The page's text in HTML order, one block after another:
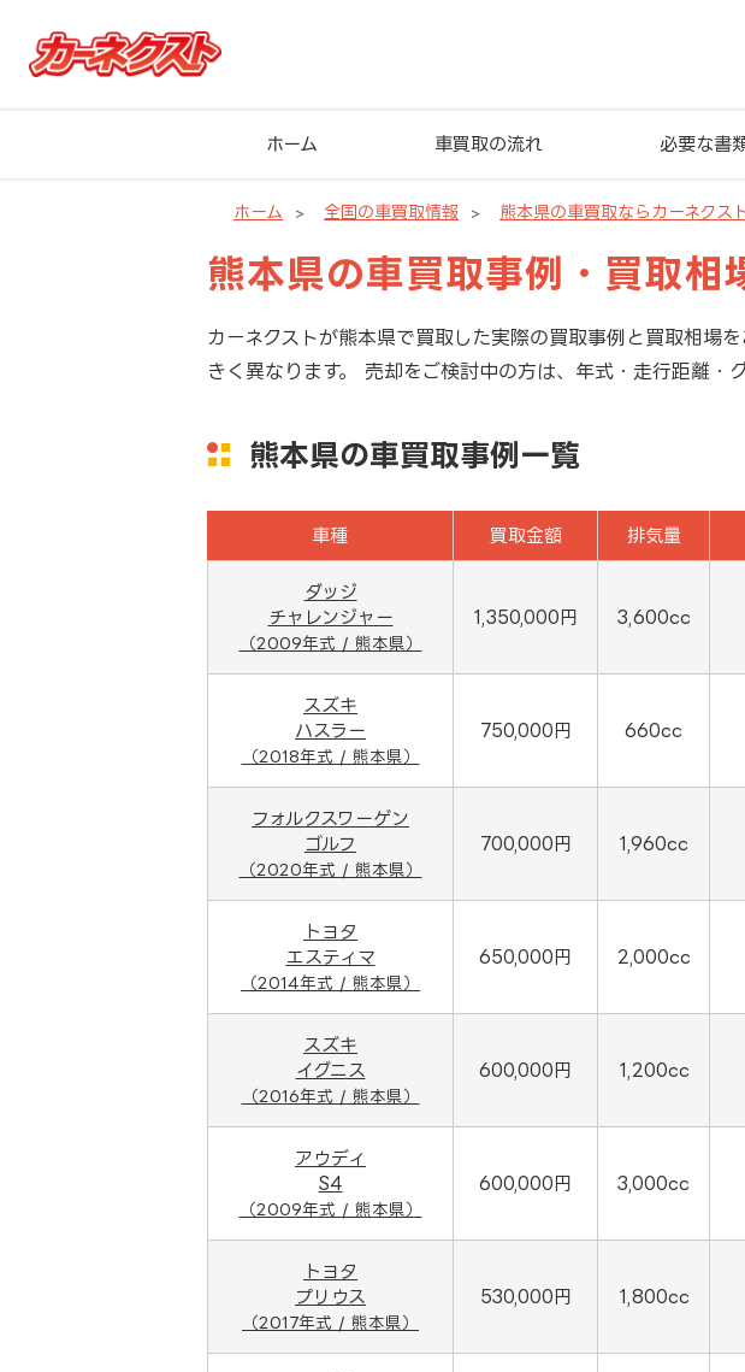
ホーム 車買取の流れ 必要な書
ホーム 全国の車買取情報 熊本県の車買取ならカーネクス
熊本県の車買取事例・買取相
カーネクストが熊本県で買取した実際の買取事例と買取相場
きく異なります。 売却をご検討中の方は、年式・走行距離・
熊本県の車買取事例一覧
車種 買取金額 排気量
ダッジ
チャレンジャー
（2009年式 / 熊本県）
1,350,000円 3,600cc
スズキ
ハスラー
（2018年式 / 熊本県）
750,000円 660cc
フォルクスワーゲン
ゴルフ
（2020年式 / 熊本県）
700,000円 1,960cc
トヨタ
エスティマ
（2014年式 / 熊本県）
650,000円 2,000cc
スズキ
イグニス
（2016年式 / 熊本県）
600,000円 1,200cc
アウディ
S4
（2009年式 / 熊本県）
600,000円 3,000cc
トヨタ
プリウス
（2017年式 / 熊本県）
530,000円 1,800cc